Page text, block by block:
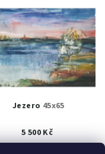
Jezero 45x65
5 500 Kč